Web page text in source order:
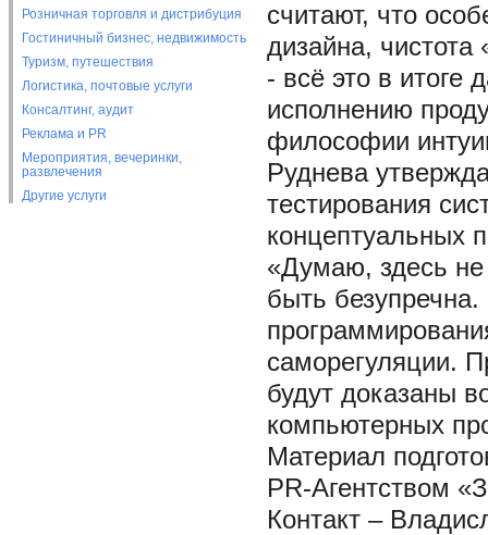
Розничная торговля и дистрибуция
Гостиничный бизнес, недвижимость
Туризм, путешествия
Логистика, почтовые услуги
Консалтинг, аудит
Реклама и PR
Мероприятия, вечеринки,
развлечения
Другие услуги
считают, что
дизайна,
- всё это в итоге
исполнению
философии
Руднева
тестирования
концептуальных
«Думаю, здесь не
быть
саморегуляции.
будут доказаны
компьютерных
Материал
PR-Агентством
Контакт –